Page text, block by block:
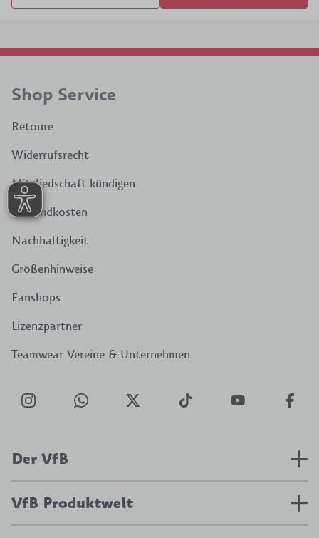
Shop Service
Retoure
Widerrufsrecht
Mitgliedschaft kündigen
Versandkosten
Nachhaltigkeit
Größenhinweise
Fanshops
Lizenzpartner
Teamwear Vereine & Unternehmen
Der VfB
VfB Produktwelt